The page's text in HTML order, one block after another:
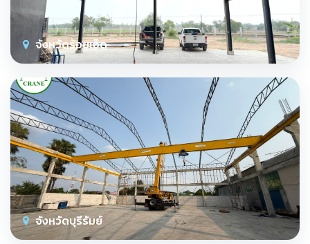
จังหวัดร้อยเอ็ด
จังหวัดบุรีรัมย์